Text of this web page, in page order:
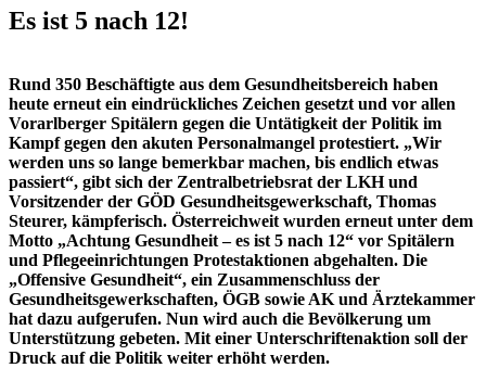
Es ist 5 nach 12!
Rund 350 Beschäftigte aus dem Gesundheitsbereich haben
heute erneut ein eindrückliches Zeichen gesetzt und vor allen
Vorarlberger Spitälern gegen die Untätigkeit der Politik im
Kampf gegen den akuten Personalmangel protestiert. „Wir
werden uns so lange bemerkbar machen, bis endlich etwas
passiert“, gibt sich der Zentralbetriebsrat der LKH und
Vorsitzender der GÖD Gesundheitsgewerkschaft, Thomas
Steurer, kämpferisch. Österreichweit wurden erneut unter dem
Motto „Achtung Gesundheit – es ist 5 nach 12“ vor Spitälern
und Pflegeeinrichtungen Protestaktionen abgehalten. Die
„Offensive Gesundheit“, ein Zusammenschluss der
Gesundheitsgewerkschaften, ÖGB sowie AK und Ärztekammer
hat dazu aufgerufen. Nun wird auch die Bevölkerung um
Unterstützung gebeten. Mit einer Unterschriftenaktion soll der
Druck auf die Politik weiter erhöht werden.